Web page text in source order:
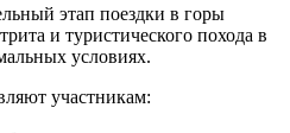
этап поездки в горы
и туристического похода в
условиях.
участникам: